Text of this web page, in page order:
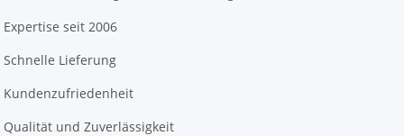
Expertise seit 2006
Schnelle Lieferung
Kundenzufriedenheit
Qualität und Zuverlässigkeit